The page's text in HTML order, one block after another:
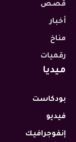
قصص
أخبار
مناخ
رقميات
ميديا
بودكاست
فيديو
إنفوجرافيك